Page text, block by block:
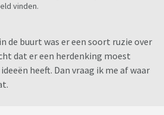
vinden.
de buurt was er een soort ruzie over
dat er een herdenking moest
heeft. Dan vraag ik me af waar